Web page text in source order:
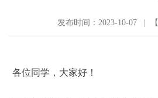
发布时间：2023-10-07 | 【
各位同学，大家好！